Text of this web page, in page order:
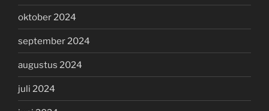
oktober 2024
september 2024
augustus 2024
juli 2024